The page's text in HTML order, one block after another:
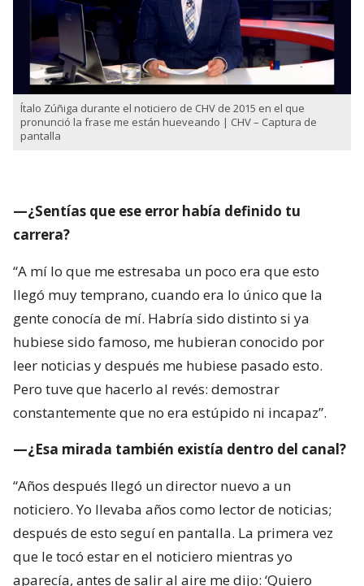
Ítalo Zúñiga durante el noticiero de CHV de 2015 en el que
pronunció la frase me están hueveando | CHV – Captura de
pantalla
—¿Sentías que ese error había definido tu
carrera?
“A mí lo que me estresaba un poco era que esto
llegó muy temprano, cuando era lo único que la
gente conocía de mí. Habría sido distinto si ya
hubiese sido famoso, me hubieran conocido por
leer noticias y después me hubiese pasado esto.
Pero tuve que hacerlo al revés: demostrar
constantemente que no era estúpido ni incapaz”.
—¿Esa mirada también existía dentro del canal?
“Años después llegó un director nuevo a un
noticiero. Yo llevaba años como lector de noticias;
después de esto seguí en pantalla. La primera vez
que le tocó estar en el noticiero mientras yo
aparecía, antes de salir al aire me dijo: ‘Quiero